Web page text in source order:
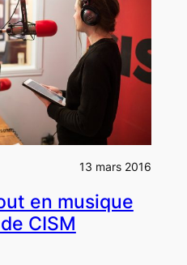
13 mars 2016
en musique
CISM